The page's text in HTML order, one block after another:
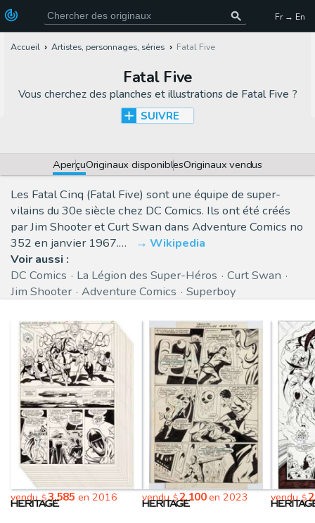
Fr → En
Accueil Artistes, personnages, séries Fatal Five
Fatal Five
Vous cherchez des planches et illustrations de Fatal Five ?
SUIVRE
AperçuOriginaux disponiblesOriginaux vendus
Les Fatal Cinq (Fatal Five) sont une équipe de super-
vilains du 30e siècle chez DC Comics. Ils ont été créés
par Jim Shooter et Curt Swan dans Adventure Comics no
352 en janvier 1967.…
Wikipedia
Voir aussi :
DC Comics
La Légion des Super-Héros
Curt Swan
Jim Shooter
Adventure Comics Superboy
vendu$3,585 en 2016 vendu$2,100en 2023 vendu$